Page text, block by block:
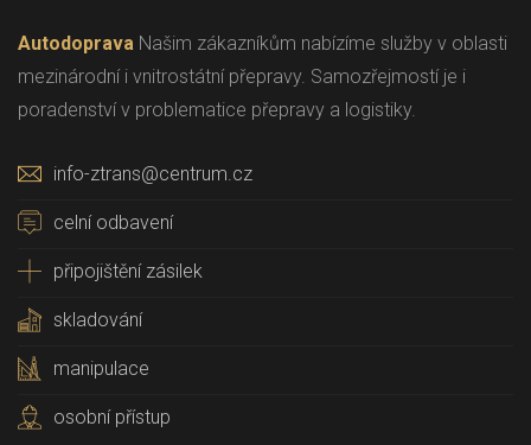
Autodoprava Našim zákazníkům nabízíme služby v oblasti
mezinárodní i vnitrostátní přepravy. Samozřejmostí je i
poradenství v problematice přepravy a logistiky.
info-ztrans@centrum.cz
celní odbavení
připojištění zásilek
skladování
manipulace
osobní přístup